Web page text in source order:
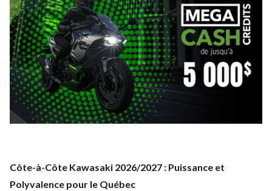
Côte-à-Côte Kawasaki 2026/2027 : Puissance et
Polyvalence pour le Québec